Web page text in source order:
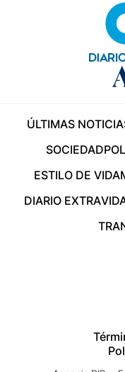
ÚLTIMAS
SOCIEDAD
ESTILO DE VIDA
DIARIO EXTRA